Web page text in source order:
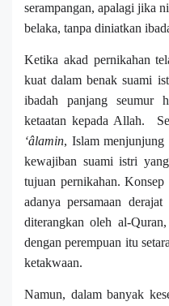
serampangan, apalagi jika
belaka, tanpa diniatkan
Ketika akad pernikahan
kuat dalam benak suami
ibadah panjang seumur
ketaatan kepada Allah.
‘âlamin, Islam menjunjung
kewajiban suami istri
tujuan pernikahan.
adanya persamaan
diterangkan oleh al-
dengan perempuan itu
ketakwaan.
Namun, dalam banyak